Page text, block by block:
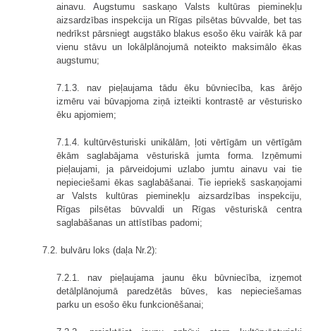
ainavu. Augstumu saskaņo Valsts kultūras pieminekļu
aizsardzības inspekcija un Rīgas pilsētas būvvalde, bet tas
nedrīkst pārsniegt augstāko blakus esošo ēku vairāk kā par
vienu stāvu un lokālplānojumā noteikto maksimālo ēkas
augstumu;
7.1.3. nav pieļaujama tādu ēku būvniecība, kas ārējo
izmēru vai būvapjoma ziņā izteikti kontrastē ar vēsturisko
ēku apjomiem;
7.1.4. kultūrvēsturiski unikālām, ļoti vērtīgām un vērtīgām
ēkām saglabājama vēsturiskā jumta forma. Izņēmumi
pieļaujami, ja pārveidojumi uzlabo jumtu ainavu vai tie
nepieciešami ēkas saglabāšanai. Tie iepriekš saskaņojami
ar Valsts kultūras pieminekļu aizsardzības inspekciju,
Rīgas pilsētas būvvaldi un Rīgas vēsturiskā centra
saglabāšanas un attīstības padomi;
7.2. bulvāru loks (daļa Nr.2):
7.2.1. nav pieļaujama jaunu ēku būvniecība, izņemot
detālplānojumā paredzētās būves, kas nepieciešamas
parku un esošo ēku funkcionēšanai;